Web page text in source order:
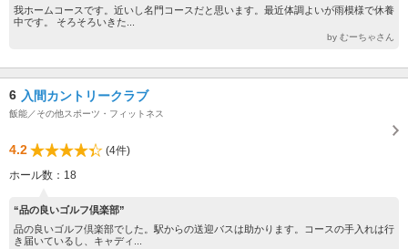
我ホームコースです。近いし名門コースだと思います。最近体調よいが雨模様で休養
中です。 そろそろいきた...
by むーちゃさん
6 入間カントリークラブ
飯能／その他スポーツ・フィットネス
4.2
(4件)
ホール数：18
“品の良いゴルフ倶楽部”
品の良いゴルフ倶楽部でした。駅からの送迎バスは助かります。コースの手入れは行
き届いているし、キャディ...